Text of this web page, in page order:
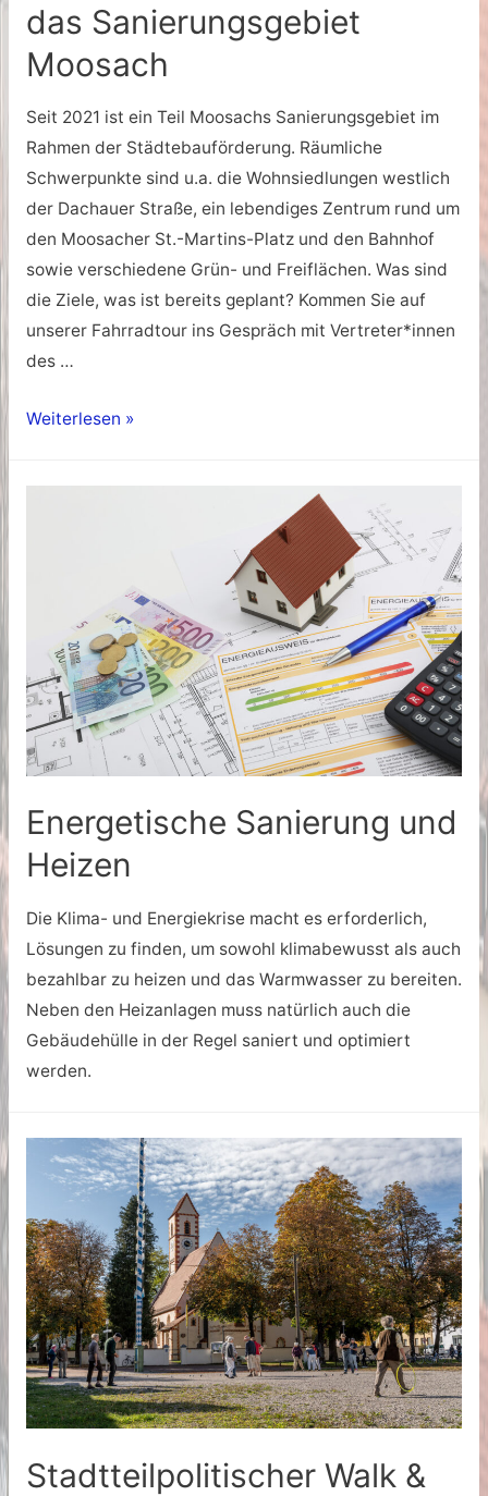
das Sanierungsgebiet
Moosach
Seit 2021 ist ein Teil Moosachs Sanierungsgebiet im
Rahmen der Städtebauförderung. Räumliche
Schwerpunkte sind u.a. die Wohnsiedlungen westlich
der Dachauer Straße, ein lebendiges Zentrum rund um
den Moosacher St.-Martins-Platz und den Bahnhof
sowie verschiedene Grün- und Freiflächen. Was sind
die Ziele, was ist bereits geplant? Kommen Sie auf
unserer Fahrradtour ins Gespräch mit Vertreter*innen
des …
Feierabend-
Weiterlesen »
Energetische Sanierung und
Heizen
Die Klima- und Energiekrise macht es erforderlich,
Lösungen zu finden, um sowohl klimabewusst als auch
bezahlbar zu heizen und das Warmwasser zu bereiten.
Neben den Heizanlagen muss natürlich auch die
Gebäudehülle in der Regel saniert und optimiert
werden.
Stadtteilpolitischer Walk &